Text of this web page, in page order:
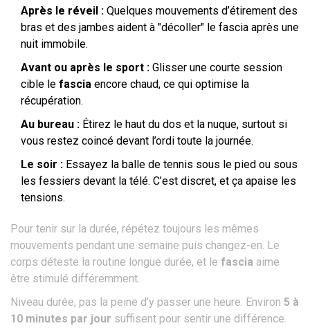
Après le réveil : Quelques mouvements d’étirement des
bras et des jambes aident à "décoller" le fascia après une
nuit immobile.
Avant ou après le sport : Glisser une courte session
cible le fascia encore chaud, ce qui optimise la
récupération.
Au bureau : Étirez le haut du dos et la nuque, surtout si
vous restez coincé devant l’ordi toute la journée.
Le soir : Essayez la balle de tennis sous le pied ou sous
les fessiers devant la télé. C’est discret, et ça apaise les
tensions.
Pour tenir sur la durée, répétez toujours les mêmes
mouvements pendant une semaine puis changez-en. Le
corps déteste la routine longue durée, et le fascia aime
être stimulé différemment.
Niveau durée, pas la peine d’y passer une heure. Environ 5 à
10 minutes par jour suffisent pour sentir une différence.